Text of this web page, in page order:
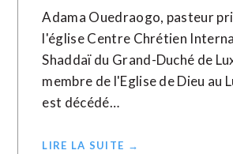
Adama Ouedraogo, pasteur
l'église Centre Chrétien
Shaddaï du Grand-Duché de
membre de l'Eglise de Dieu au
est décédé…
LIRE LA SUITE →